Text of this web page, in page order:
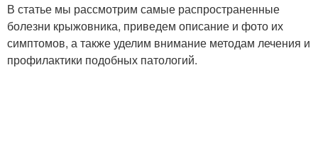
В статье мы рассмотрим самые распространенные
болезни крыжовника, приведем описание и фото их
симптомов, а также уделим внимание методам лечения и
профилактики подобных патологий.